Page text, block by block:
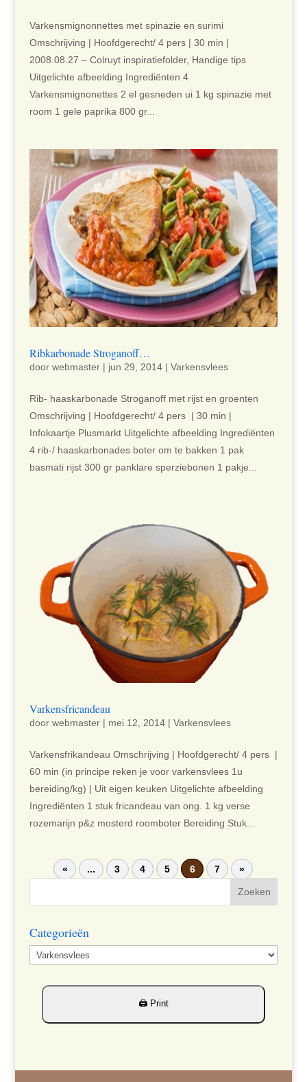
Varkensmignonnettes met spinazie en surimi
Omschrijving | Hoofdgerecht/ 4 pers | 30 min |
2008.08.27 – Colruyt inspiratiefolder, Handige tips
Uitgelichte afbeelding Ingrediënten 4
Varkensmignonettes 2 el gesneden ui 1 kg spinazie met
room 1 gele paprika 800 gr...
Ribkarbonade Stroganoff…
door webmaster| jun 29, 2014| Varkensvlees
Rib- haaskarbonade Stroganoff met rijst en groenten
Omschrijving | Hoofdgerecht/ 4 pers | 30 min |
Infokaartje Plusmarkt Uitgelichte afbeelding Ingrediënten
4 rib-/ haaskarbonades boter om te bakken 1 pak
basmati rijst 300 gr panklare sperziebonen 1 pakje...
Varkensfricandeau
door webmaster| mei 12, 2014| Varkensvlees
Varkensfrikandeau Omschrijving | Hoofdgerecht/ 4 pers |
60 min (in principe reken je voor varkensvlees 1u
bereiding/kg) | Uit eigen keuken Uitgelichte afbeelding
Ingrediënten 1 stuk fricandeau van ong. 1 kg verse
rozemarijn p&z mosterd roomboter Bereiding Stuk...
« ... 3 4 5 6 7 »
Categorieën
Categorieën